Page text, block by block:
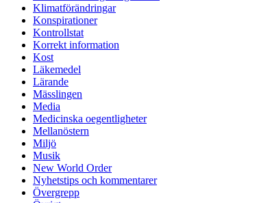
Klimatförändringar
Konspirationer
Kontrollstat
Korrekt information
Kost
Läkemedel
Lärande
Mässlingen
Media
Medicinska oegentligheter
Mellanöstern
Miljö
Musik
New World Order
Nyhetstips och kommentarer
Övergrepp